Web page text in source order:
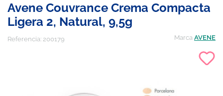
Avene Couvrance Crema Compacta
Ligera 2, Natural, 9,5g
Referencia: 200179 Marca AVENE